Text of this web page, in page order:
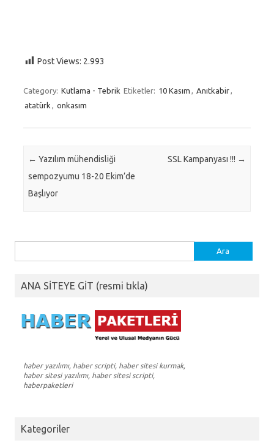
Post Views: 2.993
Category: Kutlama - Tebrik Etiketler: 10 Kasım , Anıtkabir,
atatürk , onkasım
Post navigation
← Yazılım mühendisliği
sempozyumu 18-20 Ekim’de
Başlıyor
SSL Kampanyası !!! →
ANA SİTEYE GİT (resmi tıkla)
haber yazılımı, haber scripti, haber sitesi kurmak,
haber sitesi yazılımı, haber sitesi scripti,
haberpaketleri
Kategoriler